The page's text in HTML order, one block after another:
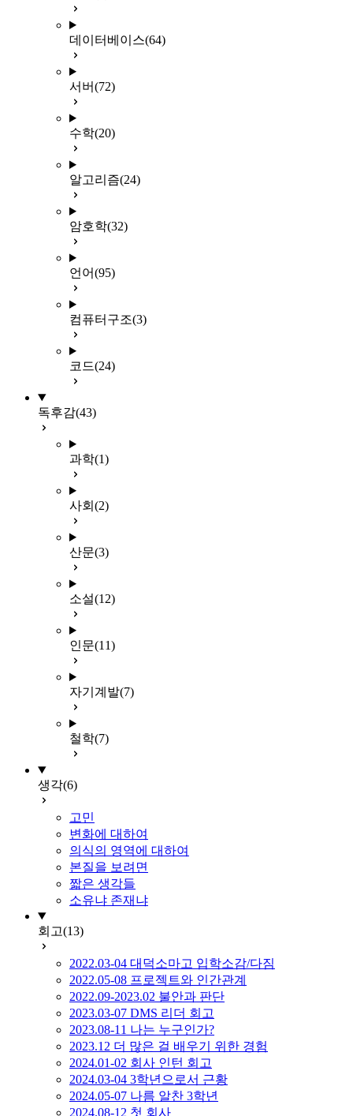
데이터베이스(64)
서버(72)
수학(20)
알고리즘(24)
암호학(32)
언어(95)
컴퓨터구조(3)
코드(24)
독후감(43)
과학(1)
사회 (2)
산문(3)
소설(12)
인문(11)
자기계발(7)
철학(7)
생각(6)
고민
변화에 대하여
의식의 영역에 대하여
본질을 보려면
짧은 생각들
소유냐 존재냐
회고(13)
2022.03-04 대덕소마고 입학소감/다짐
2022.05-08 프로젝트와 인간관계
2022.09-2023.02 불안과 판단
2023.03-07 DMS 리더 회고
2023.08-11 나는 누구인가?
2023.12 더 많은 걸 배우기 위한 경험
2024.01-02 회사 인턴 회고
2024.03-04 3학년으로서 근황
2024.05-07 나름 알찬 3학년
2024.08-12 첫 회사